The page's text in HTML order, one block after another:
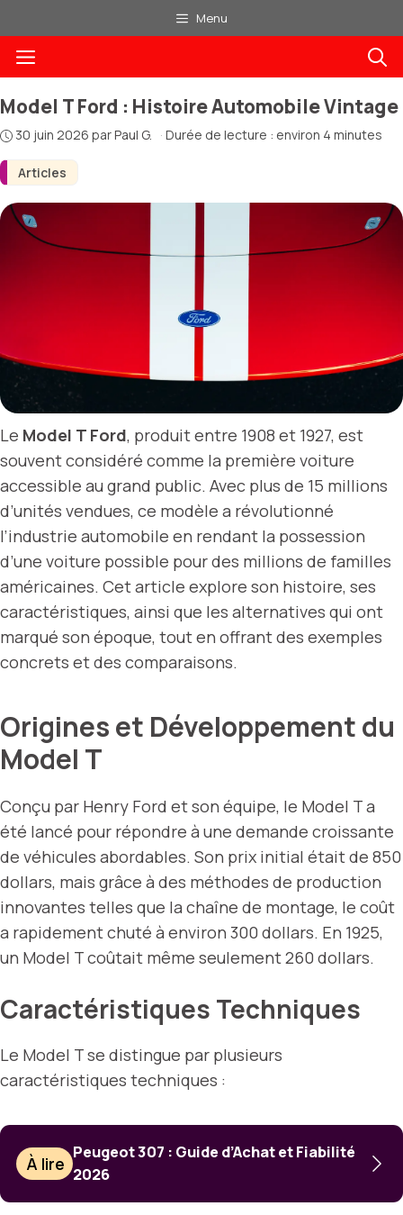
au
contenu
Menu
Menu
Articles
Model T Ford : Histoire Automobile Vintage
30 juin 2026 parPaul G. · Durée de lecture : environ 4 minutes
Le Model T Ford, produit entre 1908 et 1927, est
souvent considéré comme la première voiture
accessible au grand public. Avec plus de 15 millions
d’unités vendues, ce modèle a révolutionné
l’industrie automobile en rendant la possession
d’une voiture possible pour des millions de familles
américaines. Cet article explore son histoire, ses
caractéristiques, ainsi que les alternatives qui ont
marqué son époque, tout en offrant des exemples
concrets et des comparaisons.
Origines et Développement du
Model T
Conçu par Henry Ford et son équipe, le Model T a
été lancé pour répondre à une demande croissante
de véhicules abordables. Son prix initial était de 850
dollars, mais grâce à des méthodes de production
innovantes telles que la chaîne de montage, le coût
a rapidement chuté à environ 300 dollars. En 1925,
un Model T coûtait même seulement 260 dollars.
Caractéristiques Techniques
Le Model T se distingue par plusieurs
caractéristiques techniques :
À lire
Peugeot 307 : Guide d’Achat et Fiabilité
2026